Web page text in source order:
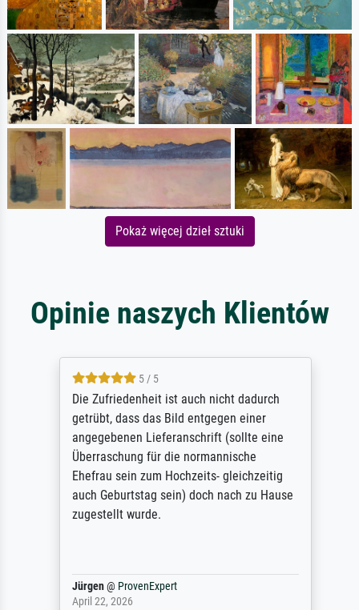
Pokaż więcej dzieł sztuki
Opinie naszych Klientów
5 / 5
Die Zufriedenheit ist auch nicht dadurch
getrübt, dass das Bild entgegen einer
angegebenen Lieferanschrift (sollte eine
Überraschung für die normannische
Ehefrau sein zum Hochzeits- gleichzeitig
auch Geburtstag sein) doch nach zu Hause
zugestellt wurde.
Jürgen@ProvenExpert
April 22, 2026